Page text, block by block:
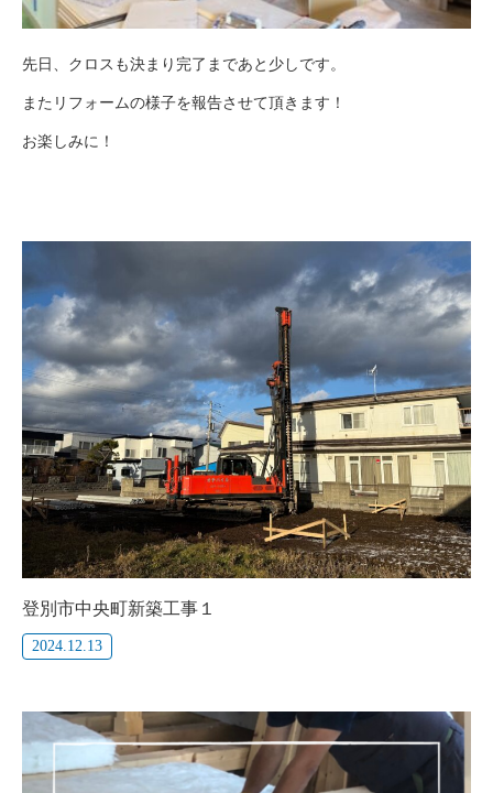
先日、クロスも決まり完了まであと少しです。
またリフォームの様子を報告させて頂きます！
お楽しみに！
登別市中央町新築工事１
2024.12.13